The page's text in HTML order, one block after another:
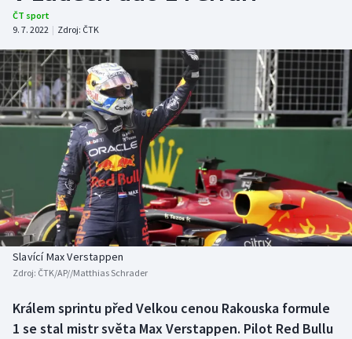
Atletika
Cyklistika
DALŠÍ SPORTY
Americký fotbal
Baseball a softbal
Basketbal
Biatlon
Box
NEPŘEHLÉDNĚTE
Soutěže
Historické návraty
Aplikace ČT sport
ČT sport
9. 7. 2022 | Zdroj: ČTK
Slavící Max Verstappen
Zdroj: ČTK/AP//Matthias Schrader
Králem sprintu před Velkou cenou Rakouska formule
1 se stal mistr světa Max Verstappen. Pilot Red Bullu